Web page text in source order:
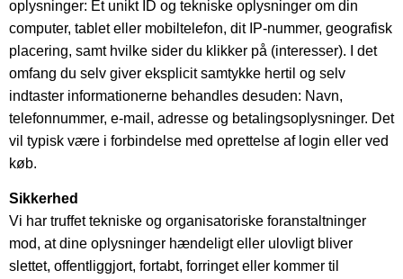
oplysninger: Et unikt ID og tekniske oplysninger om din
computer, tablet eller mobiltelefon, dit IP-nummer, geografisk
placering, samt hvilke sider du klikker på (interesser). I det
omfang du selv giver eksplicit samtykke hertil og selv
indtaster informationerne behandles desuden: Navn,
telefonnummer, e-mail, adresse og betalingsoplysninger. Det
vil typisk være i forbindelse med oprettelse af login eller ved
køb.
Sikkerhed
Vi har truffet tekniske og organisatoriske foranstaltninger
mod, at dine oplysninger hændeligt eller ulovligt bliver
slettet, offentliggjort, fortabt, forringet eller kommer til